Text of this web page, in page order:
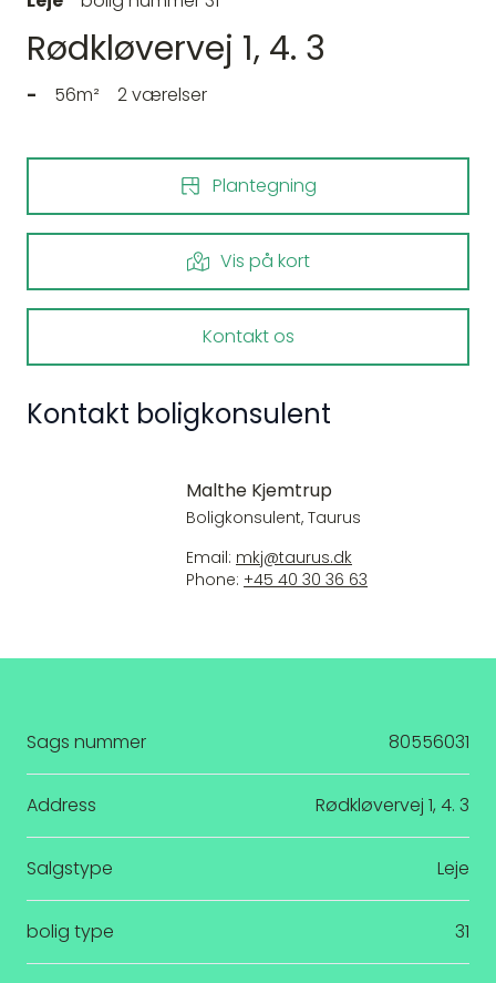
Rødkløvervej 1, 4. 3
- 56m² 2 værelser
Plantegning
Vis på kort
Kontakt os
Kontakt boligkonsulent
Malthe Kjemtrup
Boligkonsulent, Taurus
Email: mkj@taurus.dk
Phone: +45 40 30 36 63
Sags nummer 80556031
Address Rødkløvervej 1, 4. 3
Salgstype Leje
bolig type 31